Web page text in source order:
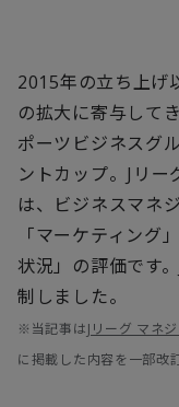
2015年の立ち上げ
の拡大に寄与して
ポーツビジネスグ
ントカップ。Jリ
は、ビジネスマネ
「マーケティング
状況」の評価です
制しました。
※当記事はJリーグ マネ
に掲載した内容を一部改